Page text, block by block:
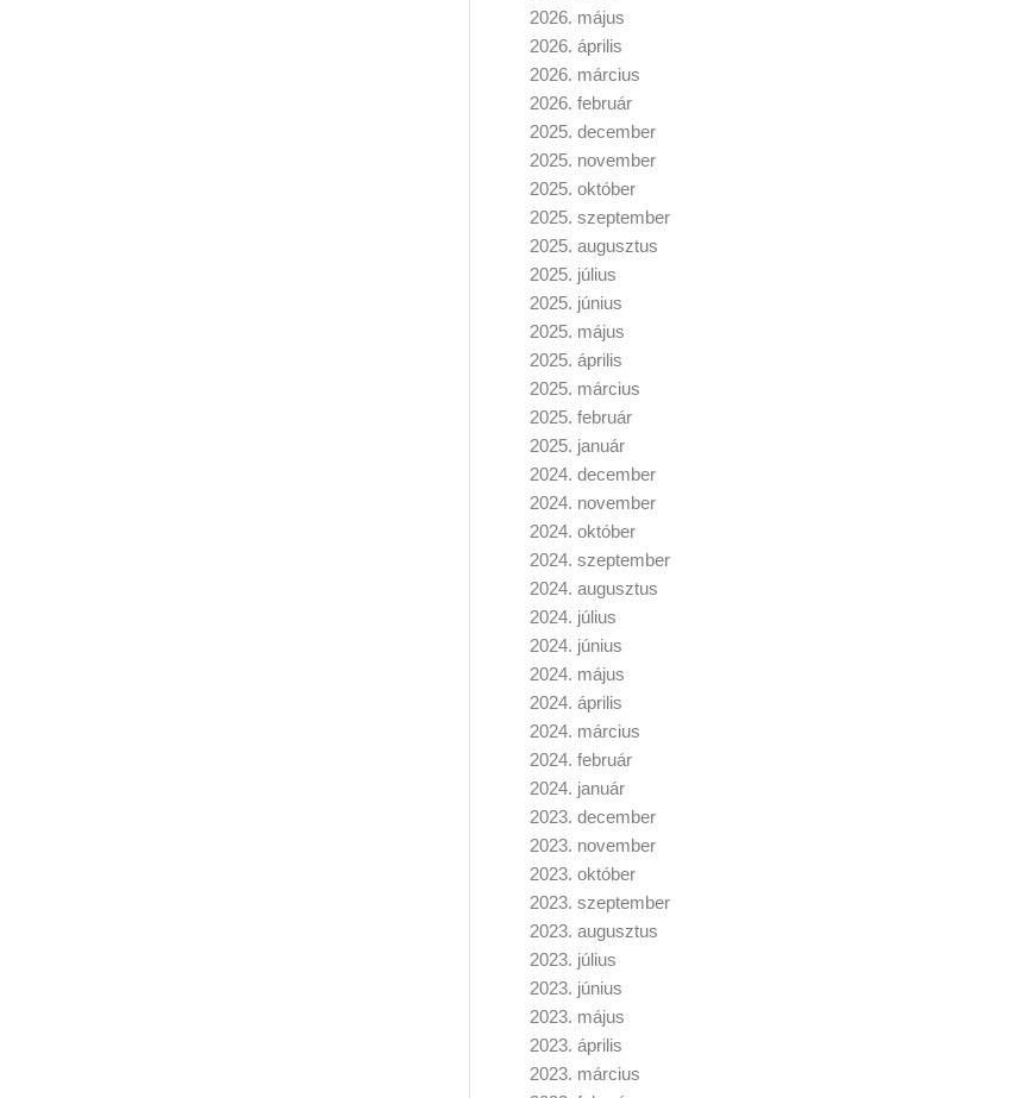
2026. május
2026. április
2026. március
2026. február
2025. december
2025. november
2025. október
2025. szeptember
2025. augusztus
2025. július
2025. június
2025. május
2025. április
2025. március
2025. február
2025. január
2024. december
2024. november
2024. október
2024. szeptember
2024. augusztus
2024. július
2024. június
2024. május
2024. április
2024. március
2024. február
2024. január
2023. december
2023. november
2023. október
2023. szeptember
2023. augusztus
2023. július
2023. június
2023. május
2023. április
2023. március